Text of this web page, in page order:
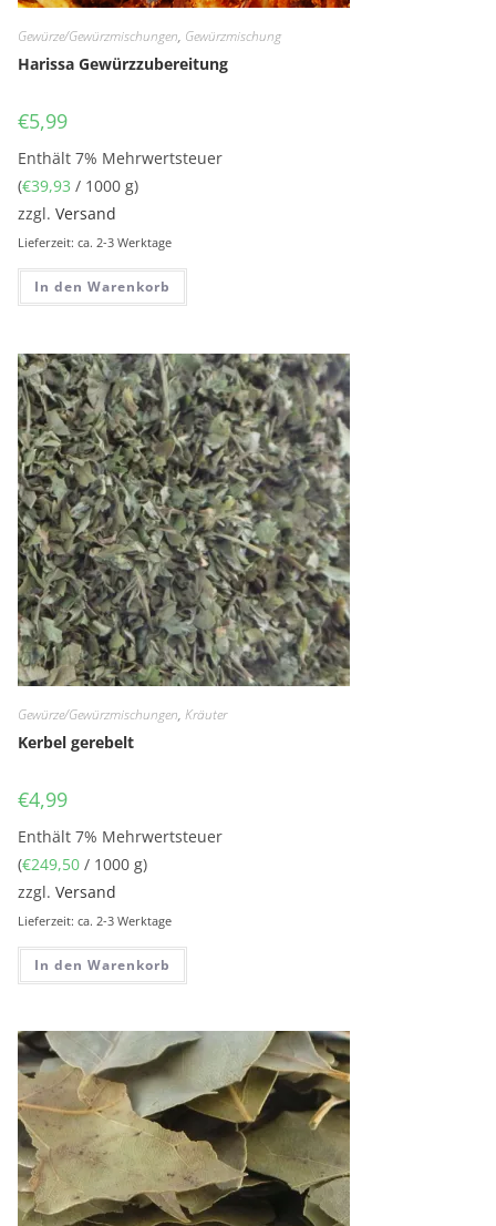
Gewürze/Gewürzmischungen, Gewürzmischung
Harissa Gewürzzubereitung
€5,99
Enthält 7% Mehrwertsteuer
(€39,93 / 1000 g)
zzgl.Versand
Lieferzeit: ca. 2-3 Werktage
In den Warenkorb
Gewürze/Gewürzmischungen,Kräuter
Kerbel gerebelt
€4,99
Enthält 7% Mehrwertsteuer
(€249,50 / 1000 g)
zzgl.Versand
Lieferzeit: ca. 2-3 Werktage
In den Warenkorb